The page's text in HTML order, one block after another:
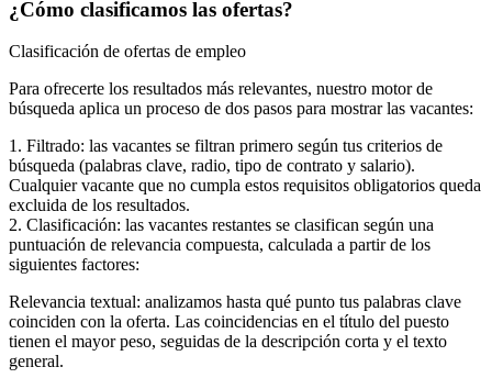
¿Cómo clasificamos las ofertas?
Clasificación de ofertas de empleo
Para ofrecerte los resultados más relevantes, nuestro motor de
búsqueda aplica un proceso de dos pasos para mostrar las vacantes:
1. Filtrado: las vacantes se filtran primero según tus criterios de
búsqueda (palabras clave, radio, tipo de contrato y salario).
Cualquier vacante que no cumpla estos requisitos obligatorios queda
excluida de los resultados.
2. Clasificación: las vacantes restantes se clasifican según una
puntuación de relevancia compuesta, calculada a partir de los
siguientes factores:
Relevancia textual: analizamos hasta qué punto tus palabras clave
coinciden con la oferta. Las coincidencias en el título del puesto
tienen el mayor peso, seguidas de la descripción corta y el texto
general.